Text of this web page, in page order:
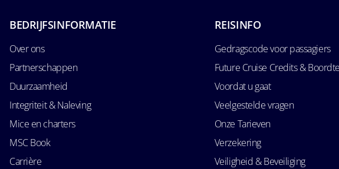
BEDRIJFSINFORMATIE
Over ons
Partnerschappen
Duurzaamheid
Integriteit & Naleving
Mice en charters
MSC Book
Carrière
REISINFO
Gedragscode voor passagiers
Future Cruise Credits &
Voordat u gaat
Veelgestelde vragen
Onze Tarieven
Verzekering
Veiligheid & Beveiliging